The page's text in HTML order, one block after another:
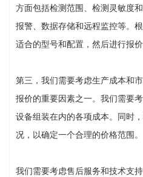
方面包括检测范围、检测灵敏度
报警、数据存储和远程监控等。
适合的型号和配置，然后进行报价
第三，我们需要考虑生产成本和
报价的重要因素之一。我们需要
设备组装在内的各项成本。同时
况，以确定一个合理的价格范围。
我们需要考虑售后服务和技术支